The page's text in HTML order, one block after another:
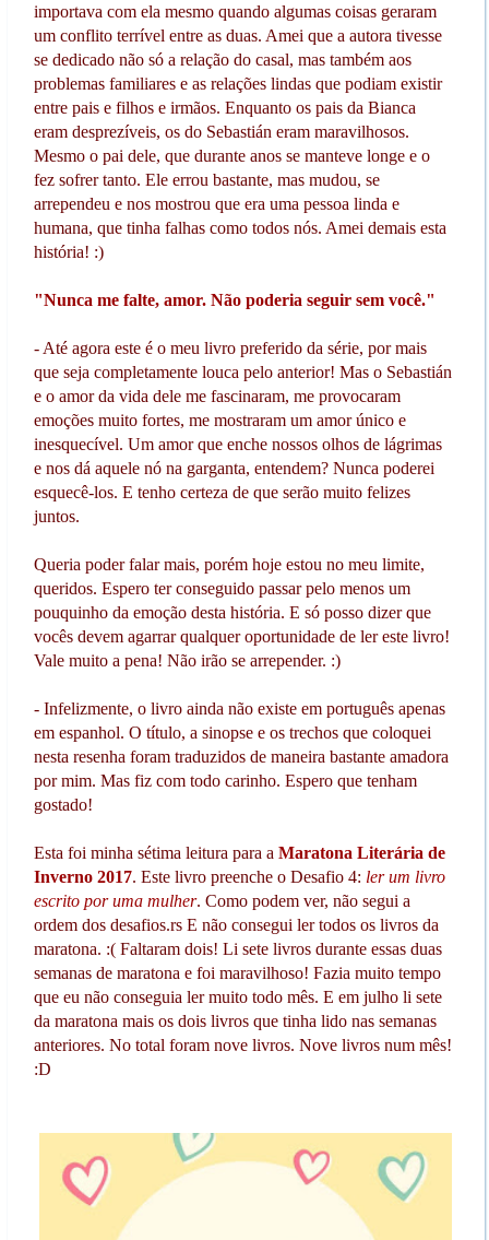
importava com ela mesmo quando algumas coisas geraram
um conflito terrível entre as duas. Amei que a autora tivesse
se dedicado não só a relação do casal, mas também aos
problemas familiares e as relações lindas que podiam existir
entre pais e filhos e irmãos. Enquanto os pais da Bianca
eram desprezíveis, os do Sebastián eram maravilhosos.
Mesmo o pai dele, que durante anos se manteve longe e o
fez sofrer tanto. Ele errou bastante, mas mudou, se
arrependeu e nos mostrou que era uma pessoa linda e
humana, que tinha falhas como todos nós. Amei demais esta
história! :)
"Nunca me falte, amor. Não poderia seguir sem você."
- Até agora este é o meu livro preferido da série, por mais
que seja completamente louca pelo anterior! Mas o Sebastián
e o amor da vida dele me fascinaram, me provocaram
emoções muito fortes, me mostraram um amor único e
inesquecível. Um amor que enche nossos olhos de lágrimas
e nos dá aquele nó na garganta, entendem? Nunca poderei
esquecê-los. E tenho certeza de que serão muito felizes
juntos.
Queria poder falar mais, porém hoje estou no meu limite,
queridos. Espero ter conseguido passar pelo menos um
pouquinho da emoção desta história. E só posso dizer que
vocês devem agarrar qualquer oportunidade de ler este livro!
Vale muito a pena! Não irão se arrepender. :)
- Infelizmente, o livro ainda não existe em português apenas
em espanhol. O título, a sinopse e os trechos que coloquei
nesta resenha foram traduzidos de maneira bastante amadora
por mim. Mas fiz com todo carinho. Espero que tenham
gostado!
Esta foi minha sétima leitura para a Maratona Literária de
Inverno 2017. Este livro preenche o Desafio 4: ler um livro
escrito por uma mulher. Como podem ver, não segui a
ordem dos desafios.rs E não consegui ler todos os livros da
maratona. :( Faltaram dois! Li sete livros durante essas duas
semanas de maratona e foi maravilhoso! Fazia muito tempo
que eu não conseguia ler muito todo mês. E em julho li sete
da maratona mais os dois livros que tinha lido nas semanas
anteriores. No total foram nove livros. Nove livros num mês!
:D